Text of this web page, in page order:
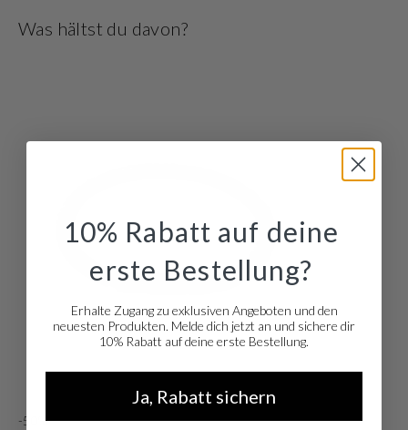
sind auch als Set erhältlich
Was hältst du davon?
-50%
10% Rabatt auf deine
erste Bestellung?
Erhalte Zugang zu exklusiven Angeboten und den
neuesten Produkten. Melde dich jetzt an und sichere dir
10% Rabatt auf deine erste Bestellung.
Ja, Rabatt sichern